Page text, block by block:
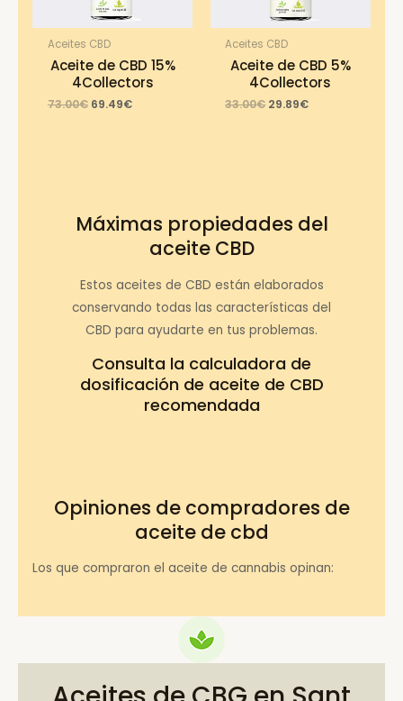
Aceites CBD
Aceite de CBD 15%
4Collectors
73.00€ Original
69.49€Current
Aceites CBD
Aceite de CBD 5%
4Collectors
33.00€ Original
29.89€Current
Máximas propiedades del
aceite CBD
Estos aceites de CBD están elaborados
conservando todas las características del
CBD para ayudarte en tus problemas.
Consulta la calculadora de
dosificación de aceite de CBD
recomendada
Opiniones de compradores de
aceite de cbd
Los que compraron el aceite de cannabis opinan: